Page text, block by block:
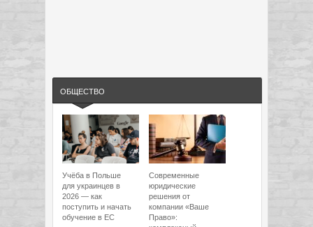
ОБЩЕСТВО
Учёба в Польше
для украинцев в
2026 — как
поступить и начать
обучение в ЕС
Современные
юридические
решения от
компании «Ваше
Право»: